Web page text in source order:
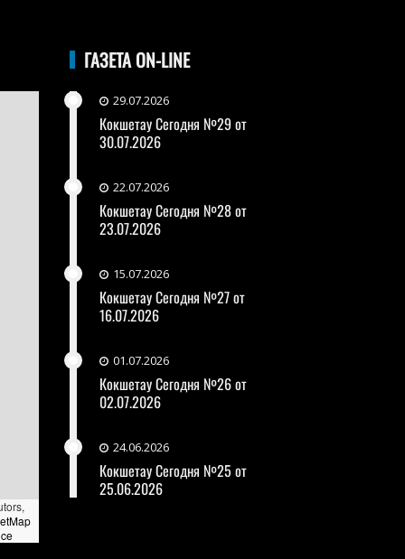
ГАЗЕТА ON-LINE
29.07.2026
Кокшетау Сегодня №29 от
30.07.2026
22.07.2026
Кокшетау Сегодня №28 от
23.07.2026
15.07.2026
Кокшетау Сегодня №27 от
16.07.2026
01.07.2026
Кокшетау Сегодня №26 от
02.07.2026
24.06.2026
Кокшетау Сегодня №25 от
25.06.2026